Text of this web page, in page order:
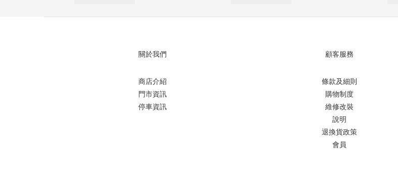
關於我們
商店介紹
門市資訊
停車資訊
顧客服務
條款及細則
購物制度
維修改裝
說明
退換貨政策
會員